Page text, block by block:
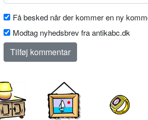
Få besked når der kommer en ny
Modtag nyhedsbrev fra antikabc.dk